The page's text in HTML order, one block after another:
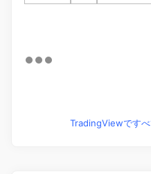
TradingViewです